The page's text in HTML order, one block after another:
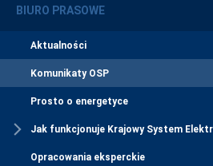
BIURO PRASOWE
Aktualności
Komunikaty OSP
Prosto o energetyce
Jak funkcjonuje Krajowy System
Opracowania eksperckie